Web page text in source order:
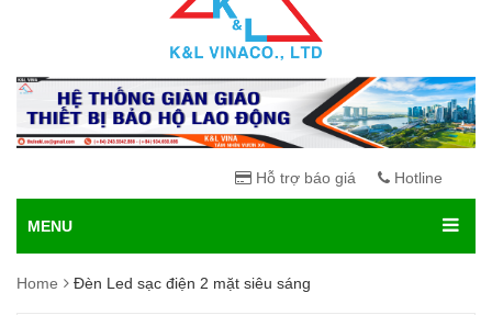
Hỗ trợ báo giá Hotline
MENU
Home Đèn Led sạc điện 2 mặt siêu sáng